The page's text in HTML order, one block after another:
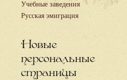
Учебные заведения
Русская эмиграция
Новые
персональные
страницы